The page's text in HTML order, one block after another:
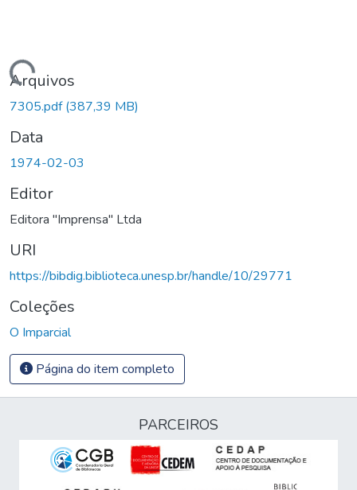
Carregando...
Arquivos
7305.pdf(387,39 MB)
Data
1974-02-03
Editor
Editora "Imprensa" Ltda
URI
https://bibdig.biblioteca.unesp.br/handle/10/29771
Coleções
O Imparcial
Página do item completo
PARCEIROS